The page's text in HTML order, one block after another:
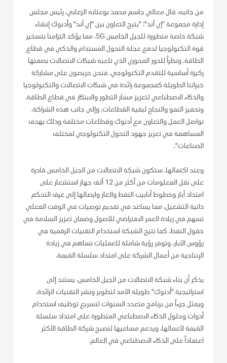
من جانبه، قال معالي جاسم محمد بوعتابه الزعابي، رئيس مجلس
إدارة مجموعة "إي آند": "يتيح التعاون بين "إي آند" وأدنوك إنشاء
شبكة خاصة متطورة للجيل الخامس 5G، مما يؤكد التزامنا بتسخير
قوة التكنولوجيا لدفع عجلة التحول المستدام والذكي في قطاع
الطاقة. ونظراً للدور المحوري الذي تلعبه شبكات الاتصالات بصفتها
ركيزة أساسية للتقدم التكنولوجي، فنحن حريصون على مشاركة
خبراتنا الطويلة كمجموعة رائدة في شبكات الاتصالات والتكنولوجيا
والذكاء الاصطناعي لتعزيز مسار التطور والابتكار في قطاع الطاقة،
وتحفيز النمو والنجاح لبقية القطاعات. وإلى جانب هذه الشراكة،
نواصل العمل والتعاون مع أدنوك وقطاعات مختلفة وذلك بهدف
المساهمة في تعزيز جهود التحول التكنولوجي لمختلف
الصناعات".
وعند اكتمالها، ستكون شبكة الاتصالات من الجيل الخامس قادرة
على نقل المعلومات من أكثر من 12 ألف جهاز استشعار على
امتداد آبار وخطوط أنابيب النفط والغاز وايصالها إلى غرف التحكم
ذاتية التشغيل، مما يساعد في تقديم توصيات في الوقت الفعلي
تسهم في زيادة العمر الافتراضي للأصول وضمان تعزيز السلامة في
حقول النفط. كما تتيح الشبكة استخدام التقنيات الرقمية في
رؤوس الآبار، وتوفر رؤية شاملة للعمليات تساهم في زيادة
الإنتاجية من أعمال الشركة على امتداد سلسلة القيمة.
يذكر أن بناء شبكة الاتصالات من الجيل الخامس، يستند إلى
استراتيجية "أدنوك" طويلة الأمد لتطوير ونشر التقنيات الرائدة،
ويمثل جزءاً من برنامج متعدد السنوات لتسريع توظيف استخدام
أدوات وحلول الذكاء الاصطناعي المتطورة على امتداد سلسلة
القيمة لأعمالها، ويدعم مساعيها لتصبح شركة الطاقة الأكثر
اعتماداً على الذكاء الاصطناعي في العالم.